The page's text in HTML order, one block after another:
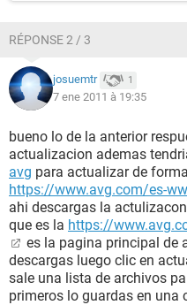
RÉPONSE 2 / 3
josuemtr 1
7 ene 2011 à 19:35
bueno lo de la anterior
actualizacion ademas
avg para actualizar de
https://www.avg.com/es-
ahi descargas la
que es la https://
es la pagina principal de
descargas luego clic en
sale una lista de archivos
primeros lo guardas en una